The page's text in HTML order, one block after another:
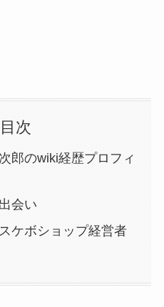
目次
郎のwiki経歴プロフィ
会い
ケボショップ経営者